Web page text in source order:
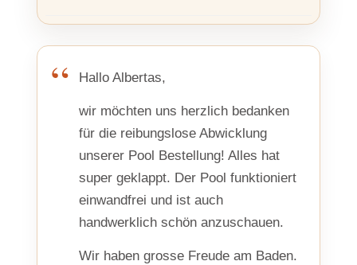
Hallo Albertas,
wir möchten uns herzlich bedanken
für die reibungslose Abwicklung
unserer Pool Bestellung! Alles hat
super geklappt. Der Pool funktioniert
einwandfrei und ist auch
handwerklich schön anzuschauen.
Wir haben grosse Freude am Baden.